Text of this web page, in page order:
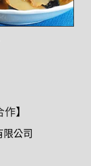
作】
限公司